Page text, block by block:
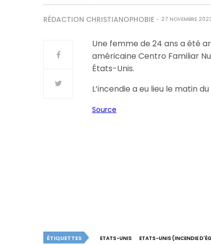
RÉDACTION CHRISTIANOPHOBIE 27 NOVEMBRE
Une femme de 24 ans a été
américaine Centro Familiar
États-Unis.
L’incendie a eu lieu le matin
Source
ÉTIQUETTES ETATS-UNIS ETATS-UNIS (INCENDIE